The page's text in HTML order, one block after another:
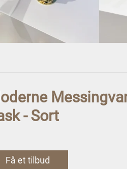
- Sort
Få et tilbud